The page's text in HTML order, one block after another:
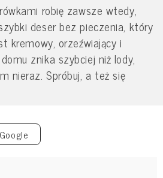
robię zawsze wtedy,
deser bez pieczenia, który
kremowy, orzeźwiający i
znika szybciej niż lody,
nieraz. Spróbuj, a też się